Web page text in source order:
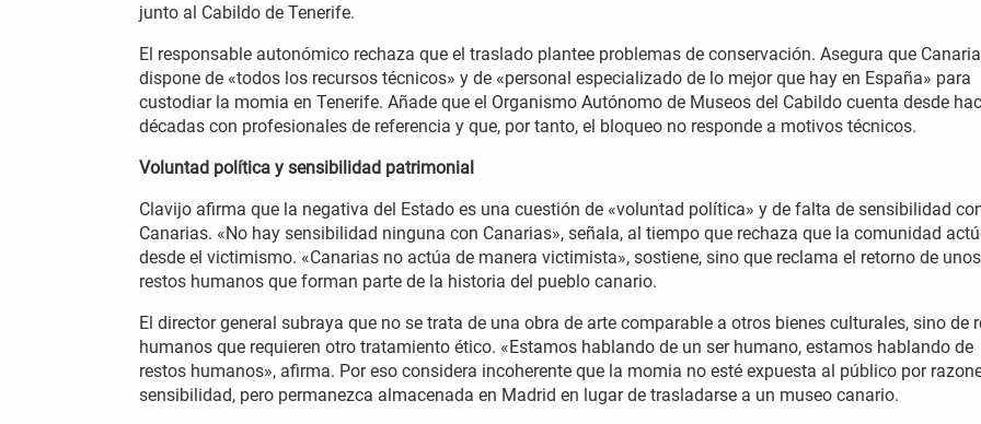
junto al Cabildo de Tenerife.
El responsable autonómico rechaza que el traslado plantee problemas de conservación. Asegura que
dispone de «todos los recursos técnicos» y de «personal especializado de lo mejor que hay en España» para
custodiar la momia en Tenerife. Añade que el Organismo Autónomo de Museos del Cabildo cuenta desde
décadas con profesionales de referencia y que, por tanto, el bloqueo no responde a motivos técnicos.
Voluntad política y sensibilidad patrimonial
Clavijo afirma que la negativa del Estado es una cuestión de «voluntad política» y de falta de sensibilidad
Canarias. «No hay sensibilidad ninguna con Canarias», señala, al tiempo que rechaza que la comunidad
desde el victimismo. «Canarias no actúa de manera victimista», sostiene, sino que reclama el retorno de unos
restos humanos que forman parte de la historia del pueblo canario.
El director general subraya que no se trata de una obra de arte comparable a otros bienes culturales, sino de
humanos que requieren otro tratamiento ético. «Estamos hablando de un ser humano, estamos hablando de
restos humanos», afirma. Por eso considera incoherente que la momia no esté expuesta al público por
sensibilidad, pero permanezca almacenada en Madrid en lugar de trasladarse a un museo canario.